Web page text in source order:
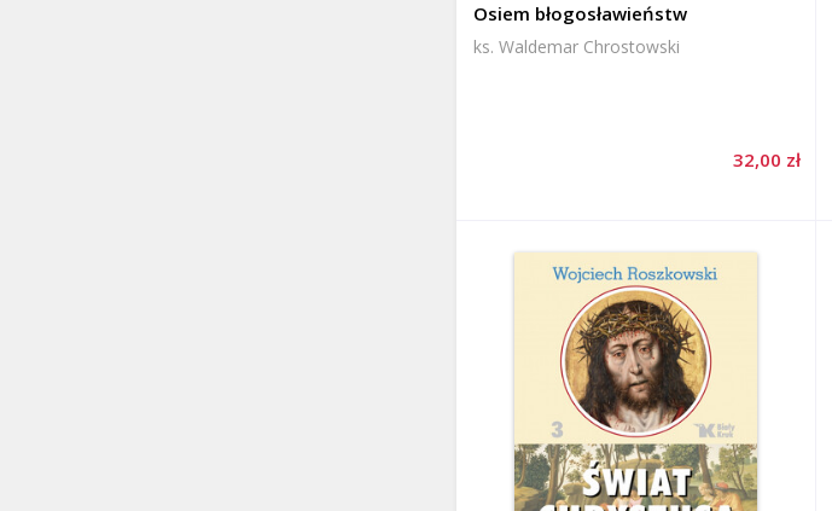
Osiem błogosławieństw
ks. Waldemar Chrostowski
32,00 zł